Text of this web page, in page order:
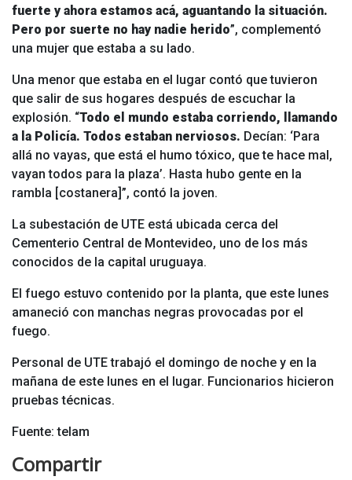
fuerte y ahora estamos acá, aguantando la situación.
Pero por suerte no hay nadie herido”, complementó
una mujer que estaba a su lado.
Una menor que estaba en el lugar contó que tuvieron
que salir de sus hogares después de escuchar la
explosión. “Todo el mundo estaba corriendo, llamando
a la Policía. Todos estaban nerviosos. Decían: ‘Para
allá no vayas, que está el humo tóxico, que te hace mal,
vayan todos para la plaza’. Hasta hubo gente en la
rambla [costanera]”, contó la joven.
La subestación de UTE está ubicada cerca del
Cementerio Central de Montevideo, uno de los más
conocidos de la capital uruguaya.
El fuego estuvo contenido por la planta, que este lunes
amaneció con manchas negras provocadas por el
fuego.
Personal de UTE trabajó el domingo de noche y en la
mañana de este lunes en el lugar. Funcionarios hicieron
pruebas técnicas.
Fuente: telam
Compartir